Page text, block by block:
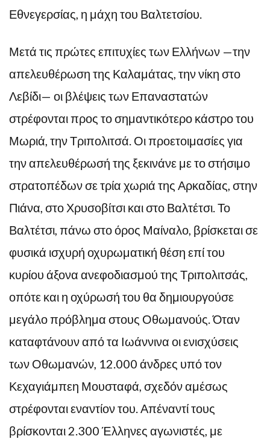
Εθνεγερσίας, η μάχη του Βαλτετσίου.
Μετά τις πρώτες επιτυχίες των Ελλήνων —την
απελευθέρωση της Καλαμάτας, την νίκη στο
Λεβίδι— οι βλέψεις των Επαναστατών
στρέφονται προς το σημαντικότερο κάστρο του
Μωριά, την Τριπολιτσά. Οι προετοιμασίες για
την απελευθέρωσή της ξεκινάνε με το στήσιμο
στρατοπέδων σε τρία χωριά της Αρκαδίας, στην
Πιάνα, στο Χρυσοβίτσι και στο Βαλτέτσι. Το
Βαλτέτσι, πάνω στο όρος Μαίναλο, βρίσκεται σε
φυσικά ισχυρή οχυρωματική θέση επί του
κυρίου άξονα ανεφοδιασμού της Τριπολιτσάς,
οπότε και η οχύρωσή του θα δημιουργούσε
μεγάλο πρόβλημα στους Οθωμανούς. Όταν
καταφτάνουν από τα Ιωάννινα οι ενισχύσεις
των Οθωμανών, 12.000 άνδρες υπό τον
Κεχαγιάμπεη Μουσταφά, σχεδόν αμέσως
στρέφονται εναντίον του. Απέναντί τους
βρίσκονται 2.300 Έλληνες αγωνιστές, με